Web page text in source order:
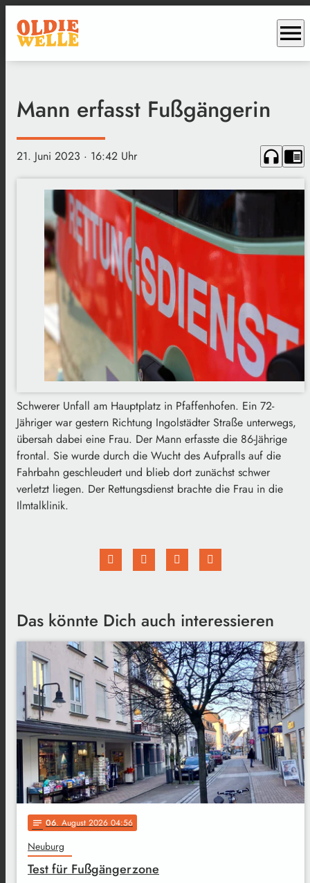
menu
Mann erfasst Fußgängerin
21. Juni 2023 · 16:42 Uhr headphones chrome_reader_mode
Schwerer Unfall am Hauptplatz in Pfaffenhofen. Ein 72-
Jähriger war gestern Richtung Ingolstädter Straße unterwegs,
übersah dabei eine Frau. Der Mann erfasste die 86-Jährige
frontal. Sie wurde durch die Wucht des Aufpralls auf die
Fahrbahn geschleudert und blieb dort zunächst schwer
verletzt liegen. Der Rettungsdienst brachte die Frau in die
Ilmtalklinik.
Das könnte Dich auch interessieren
notes 06. August 2026 04:56
Neuburg
Test für Fußgängerzone